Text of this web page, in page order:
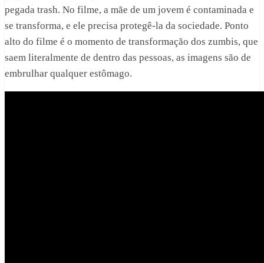
pegada trash. No filme, a mãe de um jovem é contaminada e
se transforma, e ele precisa protegê-la da sociedade. Ponto
alto do filme é o momento de transformação dos zumbis, que
saem literalmente de dentro das pessoas, as imagens são de
embrulhar qualquer estômago.